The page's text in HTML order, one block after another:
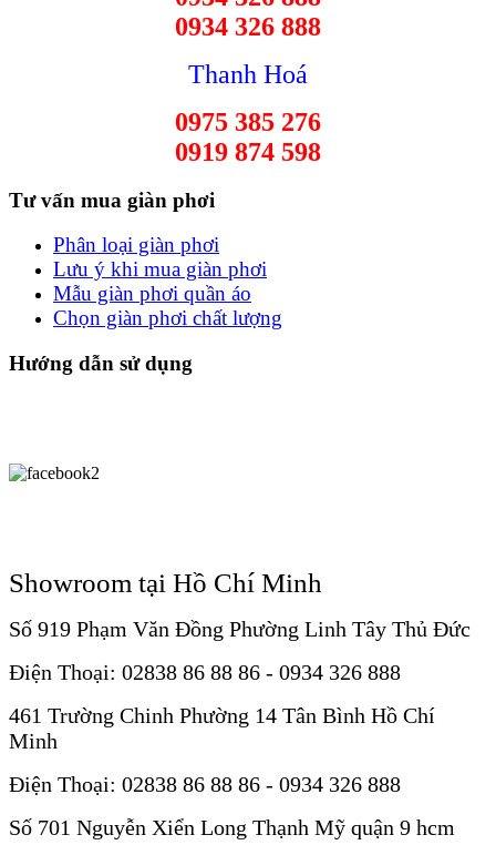
0934 326 888
Thanh Hoá
0975 385 276
0919 874 598
Tư vấn mua giàn phơi
Phân loại giàn phơi
Lưu ý khi mua giàn phơi
Mẫu giàn phơi quần áo
Chọn giàn phơi chất lượng
Hướng dẫn sử dụng
Showroom tại Hồ Chí Minh
Số 919 Phạm Văn Đồng Phường Linh Tây Thủ Đức
Điện Thoại: 02838 86 88 86 - 0934 326 888
461 Trường Chinh Phường 14 Tân Bình Hồ Chí
Minh
Điện Thoại: 02838 86 88 86 - 0934 326 888
Số 701 Nguyễn Xiển Long Thạnh Mỹ quận 9 hcm